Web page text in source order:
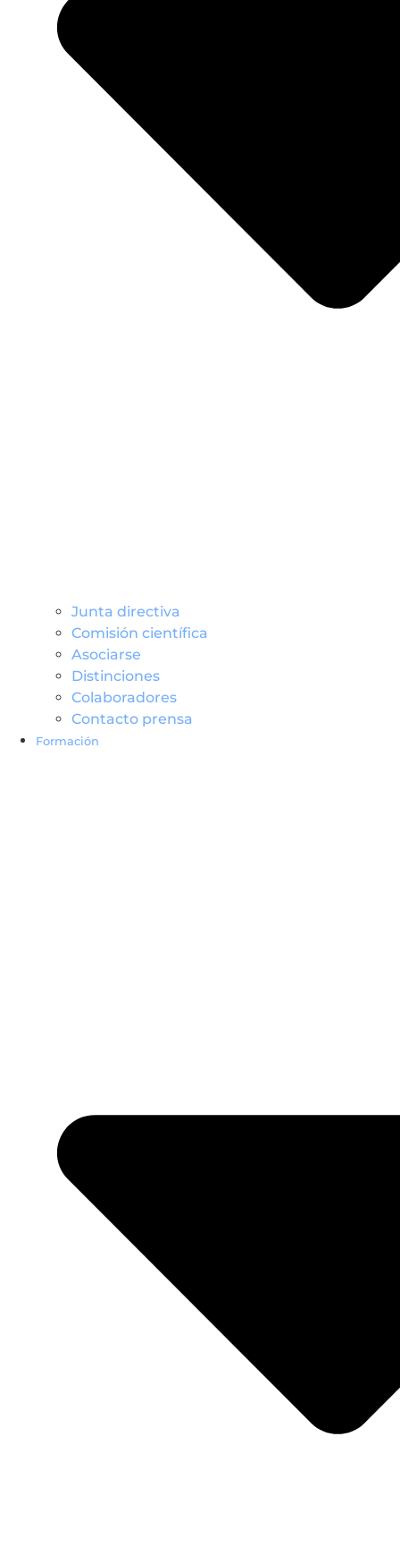
Junta directiva
Comisión científica
Asociarse
Distinciones
Colaboradores
Contacto prensa